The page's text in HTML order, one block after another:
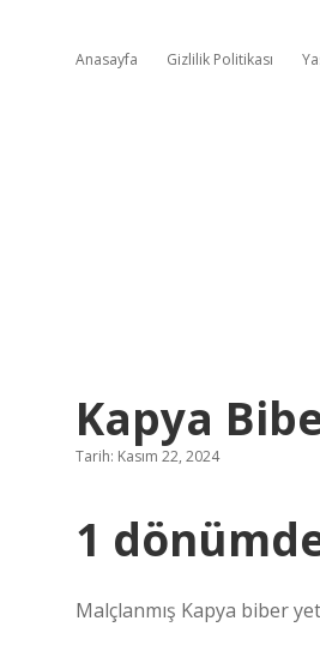
Anasayfa Gizlilik Politikası
Kapya
Tarih: Kasım 22, 2024
1
Malçlanmış Kapya biber